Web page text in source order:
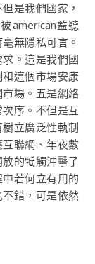
是我們國家，
american監聽
無隱私可言。
。這是我們國
這個市場安康
場。五是網絡
序。不但是互
立廣泛性軌制
聯網、年夜數
的牴觸沖擊了
若何立有用的
錯，可是依然